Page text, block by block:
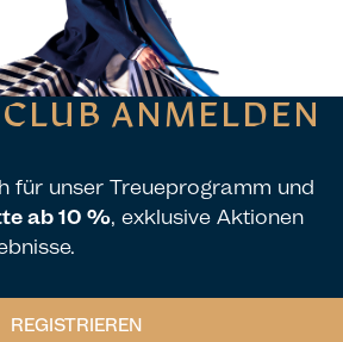
ANMELDEN
für unser Treueprogramm und
ab 10 %, exklusive Aktionen
REGISTRIEREN